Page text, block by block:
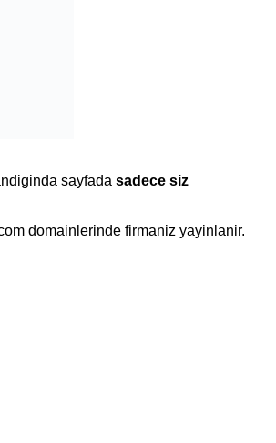
sayfada sadece siz
domainlerinde firmaniz yayinlanir.